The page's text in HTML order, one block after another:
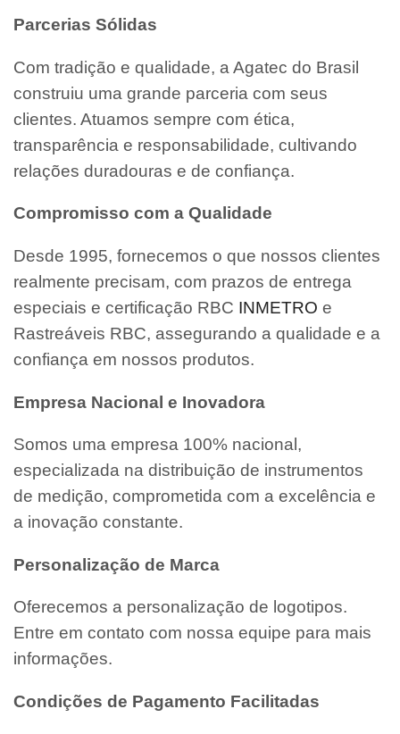
Parcerias Sólidas
Com tradição e qualidade, a Agatec do Brasil
construiu uma grande parceria com seus
clientes. Atuamos sempre com ética,
transparência e responsabilidade, cultivando
relações duradouras e de confiança.
Compromisso com a Qualidade
Desde 1995, fornecemos o que nossos clientes
realmente precisam, com prazos de entrega
especiais e certificação RBC INMETRO e
Rastreáveis RBC, assegurando a qualidade e a
confiança em nossos produtos.
Empresa Nacional e Inovadora
Somos uma empresa 100% nacional,
especializada na distribuição de instrumentos
de medição, comprometida com a excelência e
a inovação constante.
Personalização de Marca
Oferecemos a personalização de logotipos.
Entre em contato com nossa equipe para mais
informações.
Condições de Pagamento Facilitadas